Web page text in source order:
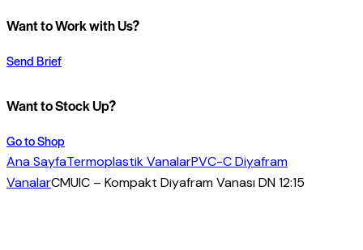
Want to Work with Us?
Send Brief
Want to Stock Up?
Go to Shop
Ana SayfaTermoplastik VanalarPVC-C Diyafram
VanalarCMUIC – Kompakt Diyafram Vanası DN 12:15